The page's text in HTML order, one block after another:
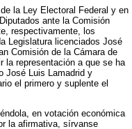
la Ley Electoral Federal y en
ante la Comisión
respectivamente, los
Legislatura licenciados José
Comisión de la Cámara de
la representación a que se ha
José Luis Lamadrid y
el primero y suplente el
en votación económica
la afirmativa, sírvanse